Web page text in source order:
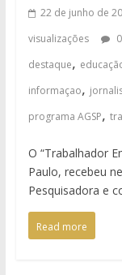
22 de junho de
visualizações
destaque,
informaçao,
programa AGSP,
O “Trabalhador
Paulo, recebeu
Pesquisadora e
Read more